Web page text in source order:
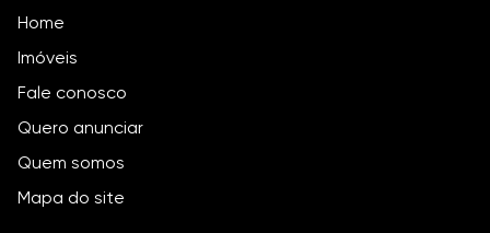
Home
Imóveis
Fale conosco
Quero anunciar
Quem somos
Mapa do site